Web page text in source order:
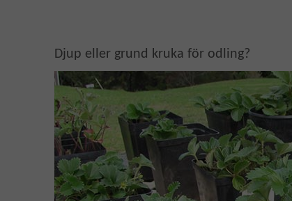
Djup eller grund kruka för odling?